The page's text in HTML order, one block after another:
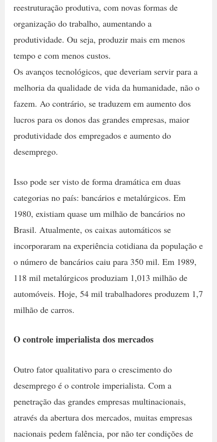
reestruturação produtiva, com novas formas de
organização do trabalho, aumentando a
produtividade. Ou seja, produzir mais em menos
tempo e com menos custos.
Os avanços tecnológicos, que deveriam servir para a
melhoria da qualidade de vida da humanidade, não o
fazem. Ao contrário, se traduzem em aumento dos
lucros para os donos das grandes empresas, maior
produtividade dos empregados e aumento do
desemprego.
Isso pode ser visto de forma dramática em duas
categorias no país: bancários e metalúrgicos. Em
1980, existiam quase um milhão de bancários no
Brasil. Atualmente, os caixas automáticos se
incorporaram na experiência cotidiana da população e
o número de bancários caiu para 350 mil. Em 1989,
118 mil metalúrgicos produziam 1,013 milhão de
automóveis. Hoje, 54 mil trabalhadores produzem 1,7
milhão de carros.
O controle imperialista dos mercados
Outro fator qualitativo para o crescimento do
desemprego é o controle imperialista. Com a
penetração das grandes empresas multinacionais,
através da abertura dos mercados, muitas empresas
nacionais pedem falência, por não ter condições de